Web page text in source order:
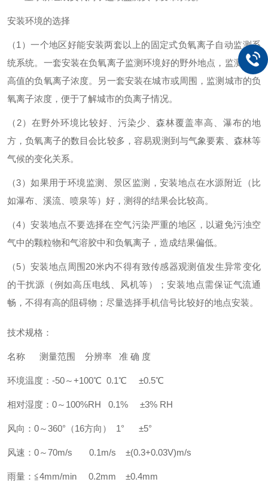
安装环境的选择
（1）一个地区好能安装两套以上的固定式负氧离子自动监测系
统系统。一套安装在负氧离子监测环境好的野外地点，监测野外
高值的负氧离子浓度。另一套安装在城市或周围，监测城市的负
氧离子浓度，便于了解城市的负离子情况。
（2）在野外环境比较好、污染少、森林覆盖率高、瀑布的地
方，负氧离子的数目会比较多，容易观测到与气象要素、森林等
气候的变化关系。
（3）如果用于环境监测、景区监测，安装地点在水源附近（比
如瀑布、溪流、喷泉等）好，测得的结果会比较高。
（4）安装地点不要选择在空气污染严重的地区，以避免污浊空
气中的颗粒物和气溶胶中和负氧离子，造成结果偏低。
（5）安装地点周围20米内不得有致传感器观测值发生异常变化
的干扰源（例如高压电线、风机等）；安装地点需保证气流通
畅，不得有高的阻碍物；尽量选择手机信号比较好的地点安装。
技术规格：
名称 测量范围 分辨率 准 确 度
环境温度：-50～+100℃ 0.1℃ ±0.5℃
相对湿度：0～100%RH 0.1% ±3% RH
风向：0～360°（16方向） 1° ±5°
风速：0～70m/s 0.1m/s ±(0.3+0.03V)m/s
雨量：≦4mm/min 0.2mm ±0.4mm